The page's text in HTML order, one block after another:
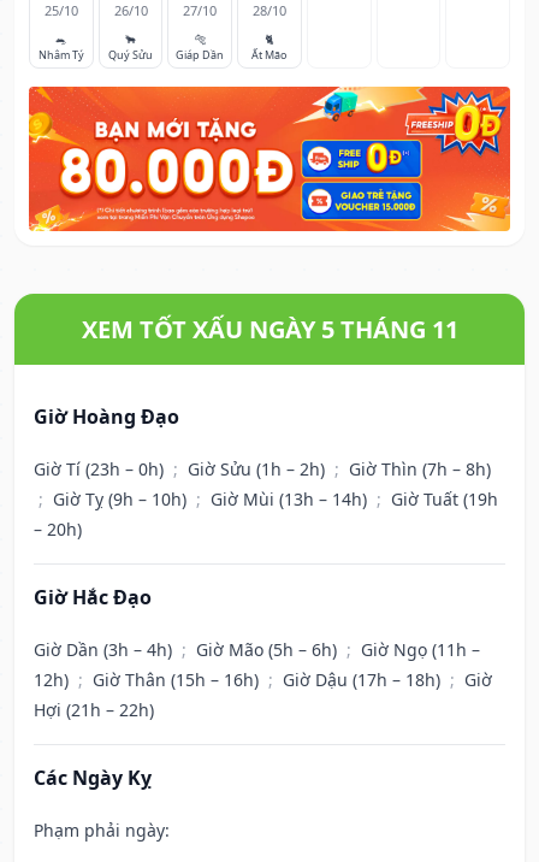
25/10
🐀
Nhâm Tý
26/10
🐂
Quý Sửu
27/10
🐅
Giáp Dần
28/10
🐈
Ất Mão
XEM TỐT XẤU NGÀY 5 THÁNG 11
Giờ Hoàng Đạo
Giờ Tí (23h – 0h) ; Giờ Sửu (1h – 2h) ; Giờ Thìn (7h – 8h)
; Giờ Tỵ (9h – 10h) ; Giờ Mùi (13h – 14h) ; Giờ Tuất (19h
– 20h)
Giờ Hắc Đạo
Giờ Dần (3h – 4h) ; Giờ Mão (5h – 6h) ; Giờ Ngọ (11h –
12h) ; Giờ Thân (15h – 16h) ; Giờ Dậu (17h – 18h) ; Giờ
Hợi (21h – 22h)
Các Ngày Kỵ
Phạm phải ngày: